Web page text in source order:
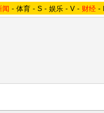
闻 - 体育 - S - 娱乐 - V - 财经 -